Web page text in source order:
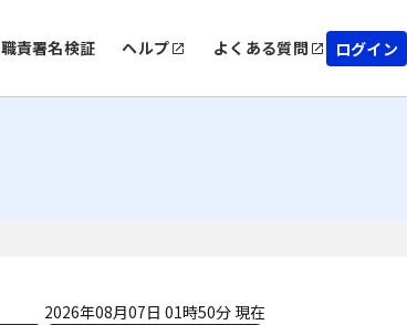
職責署名検証 ヘルプ よくある質問 ログイン
2026年08月07日 01時50分 現在